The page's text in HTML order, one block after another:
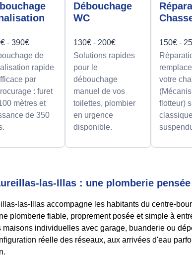
- 390€
de
rapide
par
: furet
mètres et
de 350
Débouchage
WC
130€ - 200€
Solutions rapides
pour le
débouchage
manuel de vos
toilettes, plombier
en urgence
disponible.
150€ -
votre
flotteur)
las-Illas : une plomberie
las-Illas accompagne les habitants du centre-
plomberie fiable, proprement posée et simple à
maisons individuelles avec garage, buanderie ou
réelle des réseaux, aux arrivées d'eau